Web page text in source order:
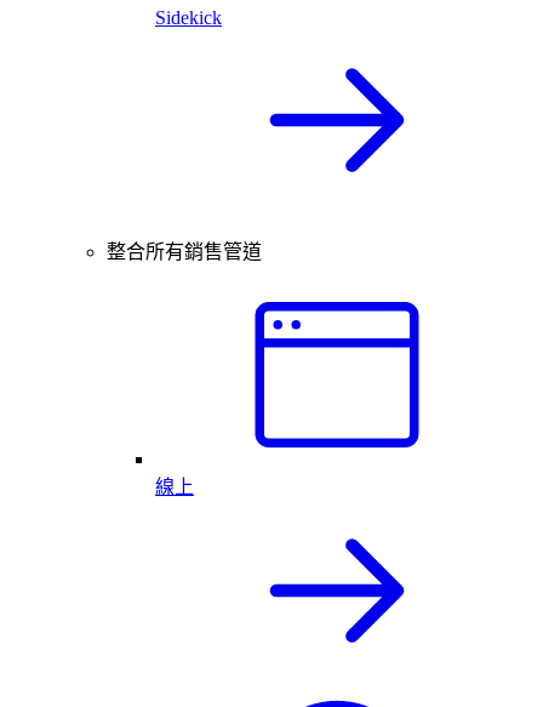
Sidekick
整合所有銷售管道
線上